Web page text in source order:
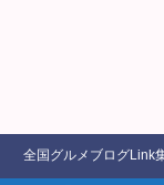
全国グルメブログLink